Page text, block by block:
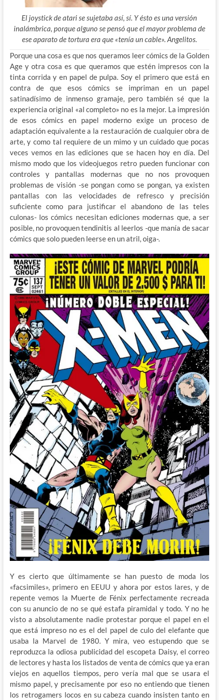
El joystick de atari se sujetaba así, sí. Y ésto es una versión
inalámbrica, porque alguno se pensó que el mayor problema de
ese aparato de tortura era que «tenía un cable». Angelitos.
Porque una cosa es que nos queramos leer cómics de la Golden
Age y otra cosa es que queramos que estén impresos con la
tinta corrida y en papel de pulpa. Soy el primero que está en
contra de que esos cómics se impriman en un papel
satinadísimo de inmenso gramaje, pero también sé que la
experiencia original «al completo» no es la mejor. La impresión
de esos cómics en papel moderno exige un proceso de
adaptación equivalente a la restauración de cualquier obra de
arte, y como tal requiere de un mimo y un cuidado que pocas
veces vemos en las ediciones que se hacen hoy en día. Del
mismo modo que los videojuegos retro pueden funcionar con
controles y pantallas modernas que no nos provoquen
problemas de visión -se pongan como se pongan, ya existen
pantallas con las velocidades de refresco y precisión
suficiente como para justificar el abandono de las teles
culonas- los cómics necesitan ediciones modernas que, a ser
posible, no provoquen tendinitis al leerlos -que manía de sacar
cómics que solo pueden leerse en un atril, oiga-.
Y es cierto que últimamente se han puesto de moda los
«facsimiles», primero en EEUU y ahora por estos lares, y de
repente vemos la Muerte de Fénix perfectamente recreada
con su anuncio de no se qué estafa piramidal y todo. Y no he
visto a absolutamente nadie protestar porque el papel en el
que está impreso no es el del papel de culo del elefante que
usaba la Marvel de 1980. Y mira, veo estupendo que se
reproduzca la odiosa publicidad del escopeta Daisy, el correo
de lectores y hasta los listados de venta de cómics que ya eran
viejos en aquellos tiempos, pero vería mal que se usara el
mismo papel, y precisamente por eso no entiendo que tienen
los retrogamers locos en su cabeza cuando insisten tanto en